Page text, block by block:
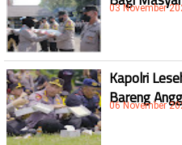
03 November
Kapolri
Bareng
06 November